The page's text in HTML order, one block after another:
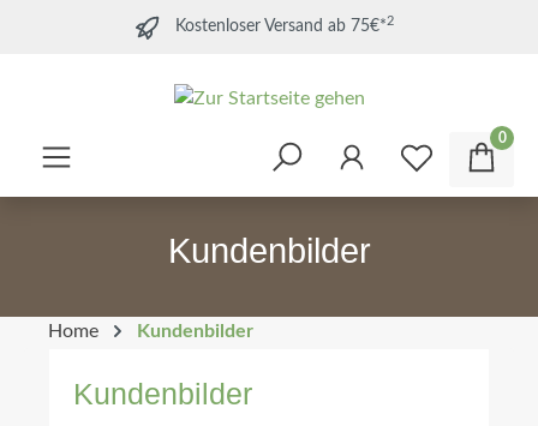
Kostenloser Versand ab 75€*2
0
Kundenbilder
Home Kundenbilder
Kundenbilder